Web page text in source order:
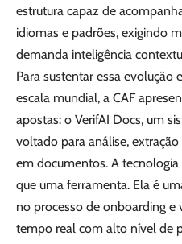
estrutura capaz de
idiomas e padrões, exigindo
demanda inteligência
Para sustentar essa
escala mundial, a CAF
apostas: o VerifAI Docs, um
voltado para análise,
em documentos. A
que uma ferramenta. Ela é
no processo de onboarding e
tempo real com alto nível de